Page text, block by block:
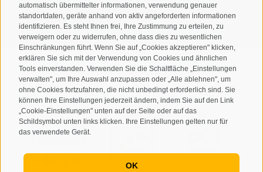
automatisch übermittelter informationen, verwendung genauer
standortdaten, geräte anhand von aktiv angeforderten informationen
identifizieren. Es steht Ihnen frei, Ihre Zustimmung zu erteilen, zu
verweigern oder zu widerrufen, ohne dass dies zu wesentlichen
Einschränkungen führt. Wenn Sie auf „Cookies akzeptieren" klicken,
erklären Sie sich mit der Verwendung von Cookies und ähnlichen
Tools einverstanden. Verwenden Sie die Schaltfläche „Einstellungen
verwalten", um Ihre Auswahl anzupassen oder „Alle ablehnen", um
ohne Cookies fortzufahren, die nicht unbedingt erforderlich sind. Sie
können Ihre Einstellungen jederzeit ändern, indem Sie auf den Link
„Cookie-Einstellungen" unten auf der Seite oder auf das
Schildsymbol unten links klicken. Ihre Einstellungen gelten nur für
das verwendete Gerät.
OK
ANMELDEN
Sitemap • Impressum • Cookie-Richtlinie • Privacy •
Cookie Präferenzen • created with passion by